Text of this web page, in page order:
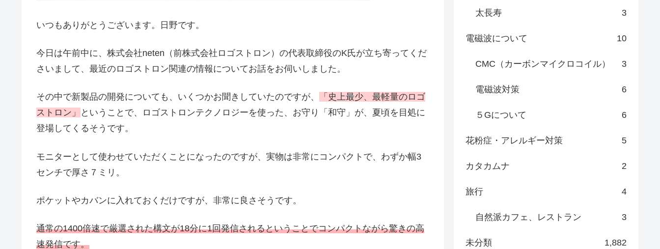
いつもありがとうございます。日野です。
今日は午前中に、株式会社neten（前株式会社ロゴストロン）の代表取締役のK氏が立ち寄ってくだ
さいまして、最近のロゴストロン関連の情報についてお話をお伺いしました。
その中で新製品の開発についても、いくつかお聞きしていたのですが、
「史上最少、最軽量のロゴ
ストロン」
ということで、ロゴストロンテクノロジーを使った、お守り「和守」が、夏頃を目処に
登場してくるそうです。
モニターとして使わせていただくことになったのですが、実物は非常にコンパクトで、わずか幅3
センチで厚さ７ミリ。
ポケットやカバンに入れておくだけですが、非常に良さそうです。
通常の1400倍速で厳選された構文が18分に1回発信されるということでコンパクトながら驚きの高
速発信です。
太長寿 3
電磁波について 10
CMC（カーボンマイクロコイル） 3
電磁波対策 6
５Gについて 6
花粉症・アレルギー対策 5
カタカムナ 2
旅行 4
自然派カフェ、レストラン 3
未分類 1,882